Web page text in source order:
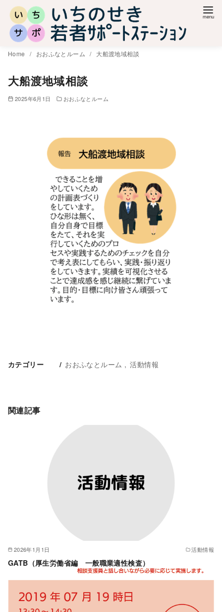
Home おおふなとルーム 大船渡地域相談
大船渡地域相談
2025年6月1日 おおふなとルーム
カテゴリー おおふなとルーム 活動情報
関連記事
2026年1月1日 活動情報
GATB（厚生労働省編 一般職業適性検査）